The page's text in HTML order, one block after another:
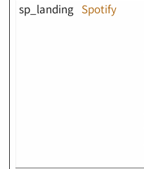
sp_landing Spotify